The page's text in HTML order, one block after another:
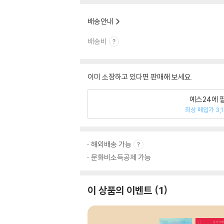
배송안내
배송비
이미 소장하고 있다면 판매해 보세요.
예스24에
최상 매입가
해외배송 가능
문화비소득공제 가능
이 상품의 이벤트 1